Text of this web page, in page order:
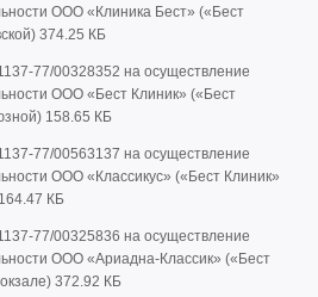
ООО «Клиника Бест» («Бест
374.25 КБ
77/00328352 на осуществление
ООО «Бест Клиник» («Бест
158.65 КБ
77/00563137 на осуществление
ООО «Классикус» («Бест Клиник»
164.47 КБ
77/00325836 на осуществление
ООО «Ариадна-Классик» («Бест
372.92 КБ